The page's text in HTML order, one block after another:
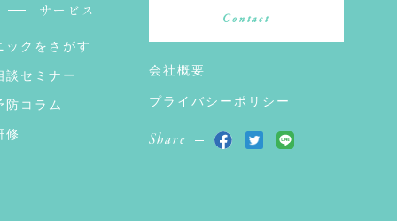
サービス
ックをさがす
談セミナー
防コラム
修
Contact
会社概要
プライバシーポリシー
Share